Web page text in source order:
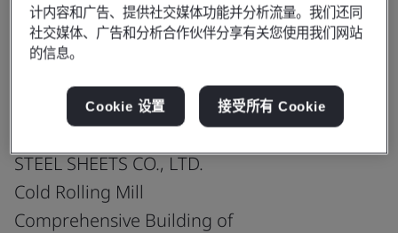
IATF 16949:2016
SHANGHAI BAOSTEEL NOVA AUTOMOTIVE
STEEL SHEETS CO., LTD.
Cold Rolling Mill
Comprehensive Building of
计内容和广告、提供社交媒体功能并分析流量。我们还同
社交媒体、广告和分析合作伙伴分享有关您使用我们网站
的信息。
Cookie 设置 接受所有 Cookie